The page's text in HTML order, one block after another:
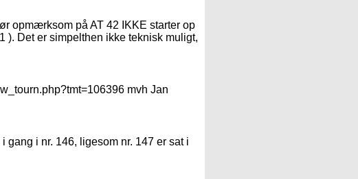
opmærksom på AT 42 IKKE starter op
). Det er simpelthen ikke teknisk muligt,
mvh Jan
gang i nr. 146, ligesom nr. 147 er sat i